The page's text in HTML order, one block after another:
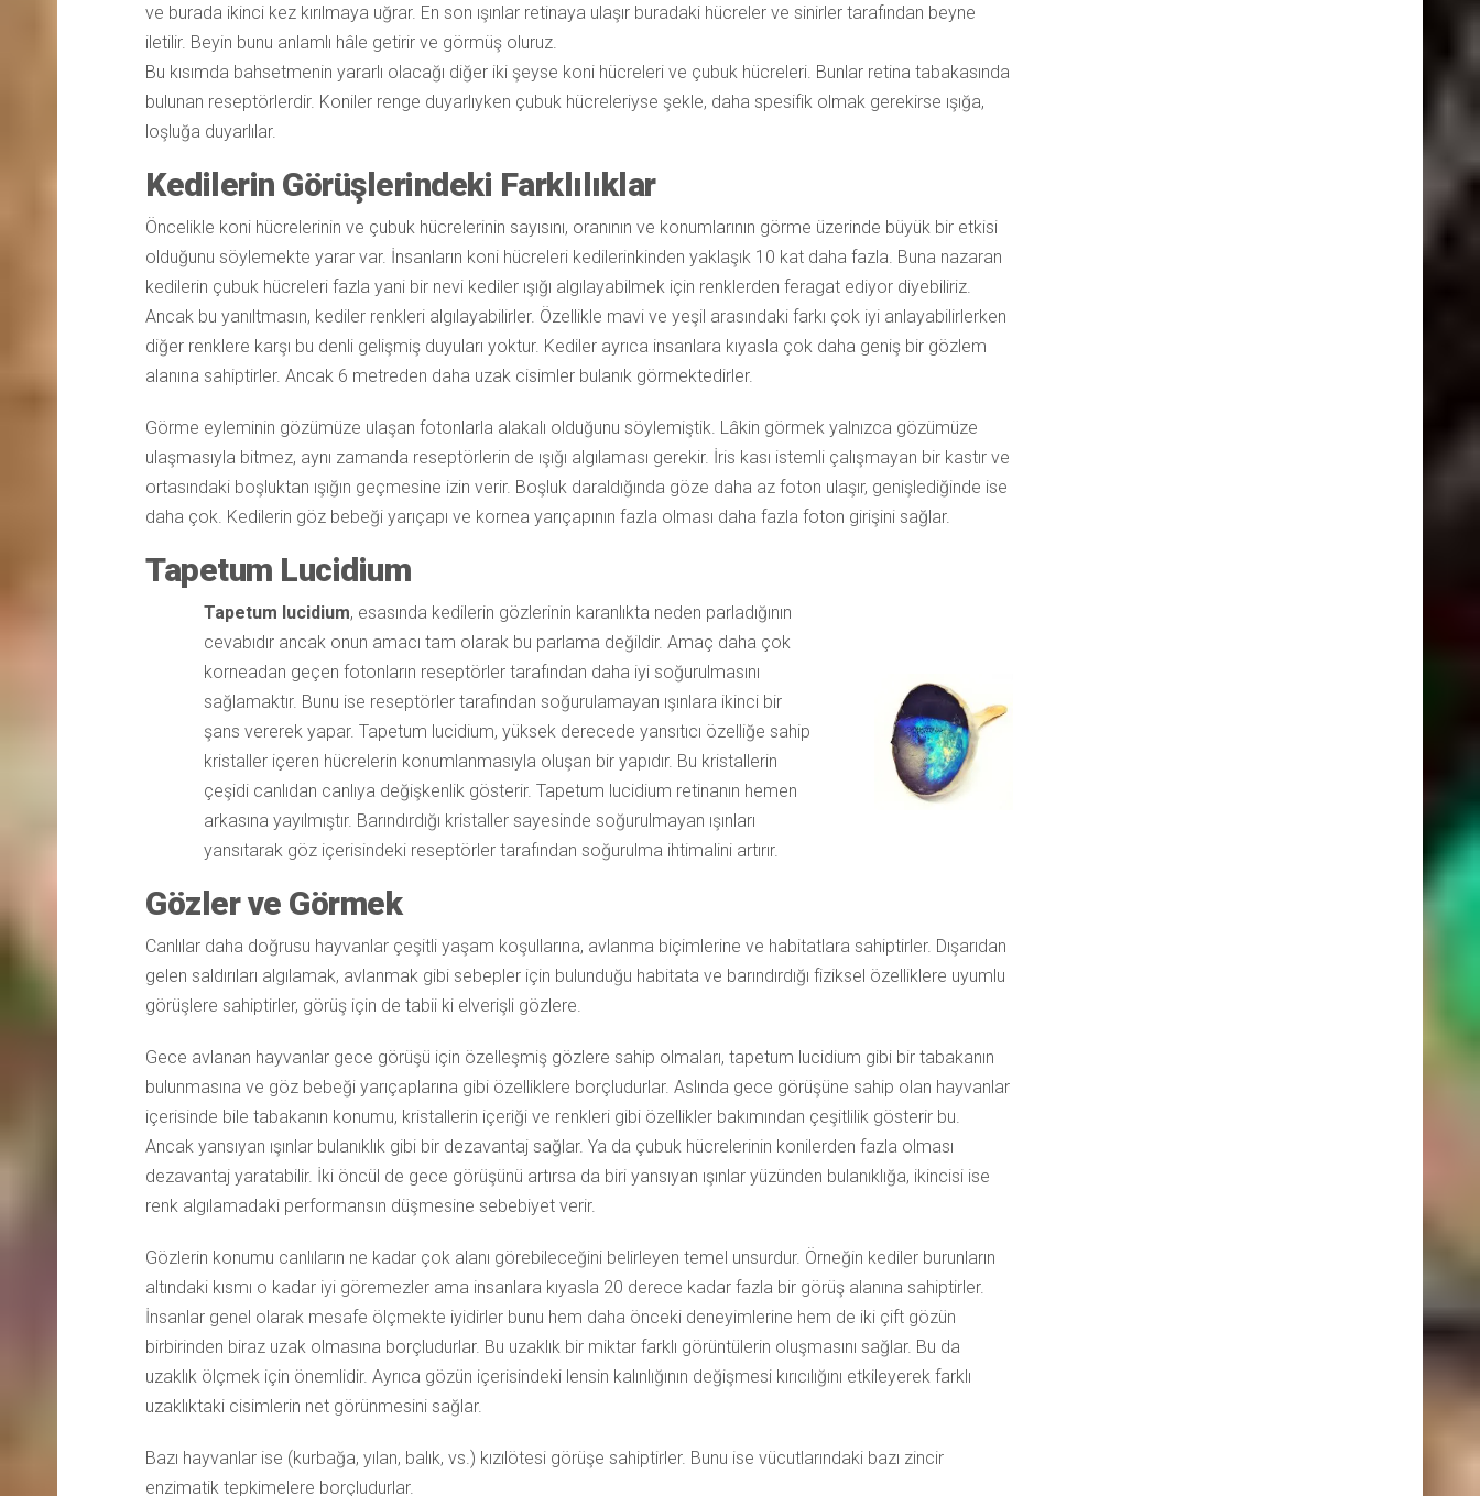
ve burada ikinci kez kırılmaya uğrar. En son ışınlar retinaya ulaşır buradaki hücreler ve sinirler tarafından beyne
iletilir. Beyin bunu anlamlı hâle getirir ve görmüş oluruz.
Bu kısımda bahsetmenin yararlı olacağı diğer iki şeyse koni hücreleri ve çubuk hücreleri. Bunlar retina tabakasında
bulunan reseptörlerdir. Koniler renge duyarlıyken çubuk hücreleriyse şekle, daha spesifik olmak gerekirse ışığa,
loşluğa duyarlılar.
Kedilerin Görüşlerindeki Farklılıklar
Öncelikle koni hücrelerinin ve çubuk hücrelerinin sayısını, oranının ve konumlarının görme üzerinde büyük bir etkisi
olduğunu söylemekte yarar var. İnsanların koni hücreleri kedilerinkinden yaklaşık 10 kat daha fazla. Buna nazaran
kedilerin çubuk hücreleri fazla yani bir nevi kediler ışığı algılayabilmek için renklerden feragat ediyor diyebiliriz.
Ancak bu yanıltmasın, kediler renkleri algılayabilirler. Özellikle mavi ve yeşil arasındaki farkı çok iyi anlayabilirlerken
diğer renklere karşı bu denli gelişmiş duyuları yoktur. Kediler ayrıca insanlara kıyasla çok daha geniş bir gözlem
alanına sahiptirler. Ancak 6 metreden daha uzak cisimler bulanık görmektedirler.
Görme eyleminin gözümüze ulaşan fotonlarla alakalı olduğunu söylemiştik. Lâkin görmek yalnızca gözümüze
ulaşmasıyla bitmez, aynı zamanda reseptörlerin de ışığı algılaması gerekir. İris kası istemli çalışmayan bir kastır ve
ortasındaki boşluktan ışığın geçmesine izin verir. Boşluk daraldığında göze daha az foton ulaşır, genişlediğinde ise
daha çok. Kedilerin göz bebeği yarıçapı ve kornea yarıçapının fazla olması daha fazla foton girişini sağlar.
Tapetum Lucidium
Tapetum lucidium, esasında kedilerin gözlerinin karanlıkta neden parladığının
cevabıdır ancak onun amacı tam olarak bu parlama değildir. Amaç daha çok
korneadan geçen fotonların reseptörler tarafından daha iyi soğurulmasını
sağlamaktır. Bunu ise reseptörler tarafından soğurulamayan ışınlara ikinci bir
şans vererek yapar. Tapetum lucidium, yüksek derecede yansıtıcı özelliğe sahip
kristaller içeren hücrelerin konumlanmasıyla oluşan bir yapıdır. Bu kristallerin
çeşidi canlıdan canlıya değişkenlik gösterir. Tapetum lucidium retinanın hemen
arkasına yayılmıştır. Barındırdığı kristaller sayesinde soğurulmayan ışınları
yansıtarak göz içerisindeki reseptörler tarafından soğurulma ihtimalini artırır.
Gözler ve Görmek
Canlılar daha doğrusu hayvanlar çeşitli yaşam koşullarına, avlanma biçimlerine ve habitatlara sahiptirler. Dışarıdan
gelen saldırıları algılamak, avlanmak gibi sebepler için bulunduğu habitata ve barındırdığı fiziksel özelliklere uyumlu
görüşlere sahiptirler, görüş için de tabii ki elverişli gözlere.
Gece avlanan hayvanlar gece görüşü için özelleşmiş gözlere sahip olmaları, tapetum lucidium gibi bir tabakanın
bulunmasına ve göz bebeği yarıçaplarına gibi özelliklere borçludurlar. Aslında gece görüşüne sahip olan hayvanlar
içerisinde bile tabakanın konumu, kristallerin içeriği ve renkleri gibi özellikler bakımından çeşitlilik gösterir bu.
Ancak yansıyan ışınlar bulanıklık gibi bir dezavantaj sağlar. Ya da çubuk hücrelerinin konilerden fazla olması
dezavantaj yaratabilir. İki öncül de gece görüşünü artırsa da biri yansıyan ışınlar yüzünden bulanıklığa, ikincisi ise
renk algılamadaki performansın düşmesine sebebiyet verir.
Gözlerin konumu canlıların ne kadar çok alanı görebileceğini belirleyen temel unsurdur. Örneğin kediler burunların
altındaki kısmı o kadar iyi göremezler ama insanlara kıyasla 20 derece kadar fazla bir görüş alanına sahiptirler.
İnsanlar genel olarak mesafe ölçmekte iyidirler bunu hem daha önceki deneyimlerine hem de iki çift gözün
birbirinden biraz uzak olmasına borçludurlar. Bu uzaklık bir miktar farklı görüntülerin oluşmasını sağlar. Bu da
uzaklık ölçmek için önemlidir. Ayrıca gözün içerisindeki lensin kalınlığının değişmesi kırıcılığını etkileyerek farklı
uzaklıktaki cisimlerin net görünmesini sağlar.
Bazı hayvanlar ise (kurbağa, yılan, balık, vs.) kızılötesi görüşe sahiptirler. Bunu ise vücutlarındaki bazı zincir
enzimatik tepkimelere borçludurlar.